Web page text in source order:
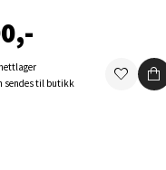
sendes til butikk
Velg